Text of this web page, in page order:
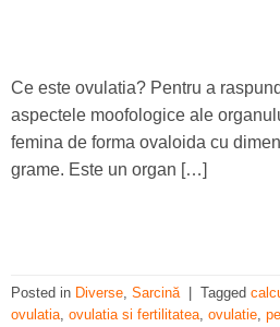
Ce este ovulatia? Pentru a
aspectele moofologice ale
femina de forma ovaloida cu
grame. Este un organ […]
Posted in Diverse, Sarcină Tagged
ovulatia, ovulatia si fertilitatea, ovulatie,